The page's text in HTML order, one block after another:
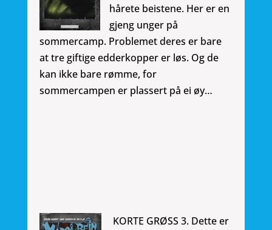
hårete beistene. Her er en
gjeng unger på
sommercamp. Problemet deres er bare
at tre giftige edderkopper er løs. Og de
kan ikke bare rømme, for
sommercampen er plassert på ei øy…
KORTE GRØSS 3. Dette er